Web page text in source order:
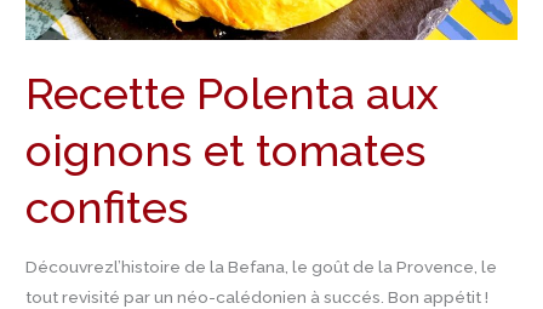
Recette Polenta aux
oignons et tomates
confites
Découvrezl’histoire de la Befana, le goût de la Provence, le
tout revisité par un néo-calédonien à succés. Bon appétit !